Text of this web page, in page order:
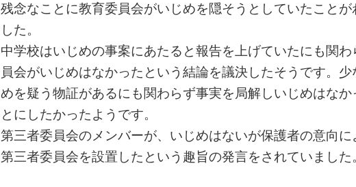
残念なことに教育委員会がいじめを隠そうとしていたことが
した。
中学校はいじめの事案にあたると報告を上げていたにも関
員会がいじめはなかったという結論を議決したそうです。少
めを疑う物証があるにも関わらず事実を局解しいじめはなか
とにしたかったようです。
第三者委員会のメンバーが、いじめはないが保護者の意向
第三者委員会を設置したという趣旨の発言をされていました。